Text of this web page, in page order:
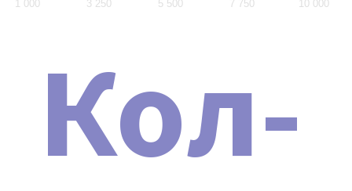
работу с аппаратом и сразу же приступить к
оказанию косметологических услуг.
1 000 3 250 5 500 7 750 10 000
Кол-